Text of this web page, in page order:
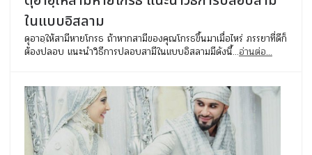
ในแบบอิสลาม
ดุอาอฺให้สามีหายโกรธ ถ้าหากสามีของคุณโกรธขึ้นมาเมื่อไหร่ ภรรยาที่ดีก็
ต้องปลอบ แนะนำวิธีการปลอบสามีในแบบอิสลามมีดังนี้...อ่านต่อ...